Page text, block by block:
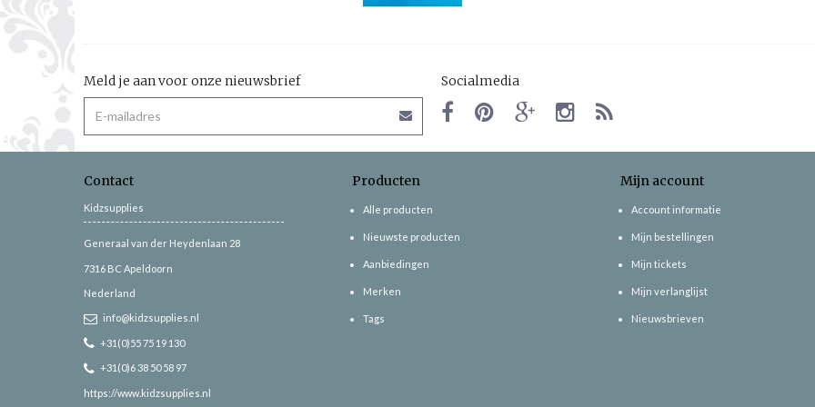
Meld je aan voor onze nieuwsbrief Socialmedia
Contact
Kidzsupplies
Generaal van der Heydenlaan 28
7316 BC Apeldoorn
Nederland
info@kidzsupplies.nl
+31(0)55 75 19 130
+31(0)6 38 50 58 97
https://www.kidzsupplies.nl
Producten
Alle producten
Nieuwste producten
Aanbiedingen
Merken
Tags
Mijn account
Account informatie
Mijn bestellingen
Mijn tickets
Mijn verlanglijst
Nieuwsbrieven